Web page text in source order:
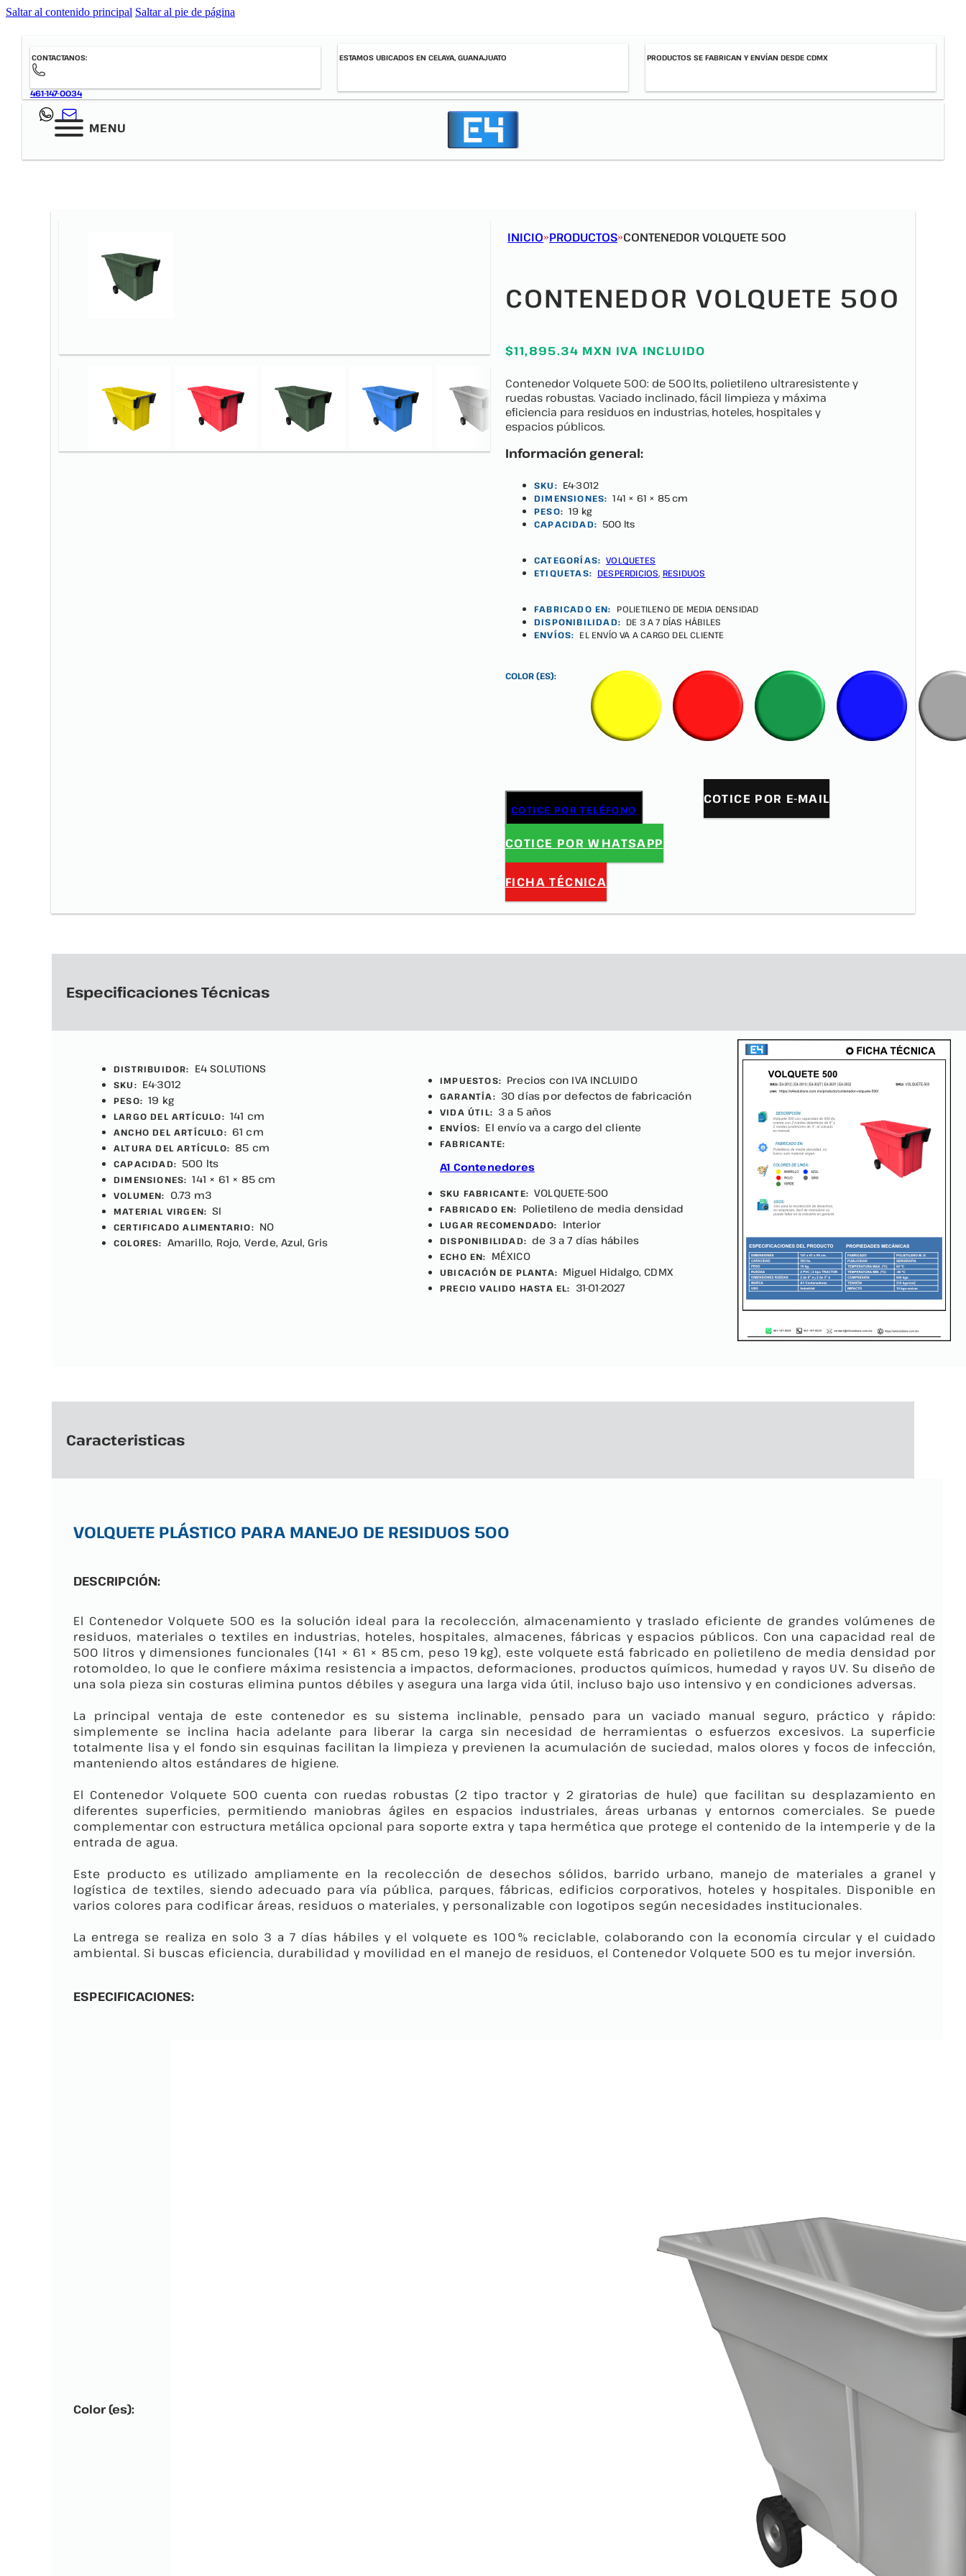
Saltar al contenido principal Saltar al pie de página
CONTACTANOS:
461-147-0034
ESTAMOS UBICADOS EN CELAYA, GUANAJUATO PRODUCTOS SE FABRICAN Y ENVÍAN DESDE CDMX
MENU
INICIO PRODUCTOS CONTENEDOR VOLQUETE 500
CONTENEDOR VOLQUETE 500
$11,895.34 MXN IVA INCLUIDO
Contenedor Volquete 500: de 500 lts, polietileno ultraresistente y
ruedas robustas. Vaciado inclinado, fácil limpieza y máxima
eficiencia para residuos en industrias, hoteles, hospitales y
espacios públicos.
Información general:
SKU: E4-3012
DIMENSIONES: 141 × 61 × 85 cm
PESO: 19 kg
CAPACIDAD: 500 lts
CATEGORÍAS: VOLQUETES
ETIQUETAS: DESPERDICIOS, RESIDUOS
FABRICADO EN:
POLIETILENO DE MEDIA DENSIDAD
DISPONIBILIDAD: DE 3 A 7 DÍAS HÁBILES
ENVÍOS: EL ENVÍO VA A CARGO DEL CLIENTE
COLOR (ES):
COTICE POR TELÉFONO
COTICE POR E-MAIL
COTICE POR WHATSAPP
FICHA TÉCNICA
Especificaciones Técnicas
DISTRIBUIDOR: E4 SOLUTIONS
SKU: E4-3012
PESO: 19 kg
LARGO DEL ARTÍCULO: 141 cm
ANCHO DEL ARTÍCULO: 61 cm
ALTURA DEL ARTÍCULO: 85 cm
CAPACIDAD: 500 lts
DIMENSIONES: 141 × 61 × 85 cm
VOLUMEN: 0.73 m3
MATERIAL VIRGEN: SI
CERTIFICADO ALIMENTARIO: NO
COLORES: Amarillo, Rojo, Verde, Azul, Gris
IMPUESTOS: Precios con IVA INCLUIDO
GARANTÍA: 30 días por defectos de fabricación
VIDA ÚTIL: 3 a 5 años
ENVÍOS: El envío va a cargo del cliente
FABRICANTE:
A1 Contenedores
SKU FABRICANTE: VOLQUETE-500
FABRICADO EN: Polietileno de media densidad
LUGAR RECOMENDADO: Interior
DISPONIBILIDAD: de 3 a 7 días hábiles
ECHO EN: MÉXICO
UBICACIÓN DE PLANTA: Miguel Hidalgo, CDMX
PRECIO VALIDO HASTA EL: 31-01-2027
Caracteristicas
VOLQUETE PLÁSTICO PARA MANEJO DE RESIDUOS 500
DESCRIPCIÓN:
El Contenedor Volquete 500 es la solución ideal para la recolección, almacenamiento y traslado eficiente de grandes volúmenes de
residuos, materiales o textiles en industrias, hoteles, hospitales, almacenes, fábricas y espacios públicos. Con una capacidad real de
500 litros y dimensiones funcionales (141 × 61 × 85 cm, peso 19 kg), este volquete está fabricado en polietileno de media densidad por
rotomoldeo, lo que le confiere máxima resistencia a impactos, deformaciones, productos químicos, humedad y rayos UV. Su diseño de
una sola pieza sin costuras elimina puntos débiles y asegura una larga vida útil, incluso bajo uso intensivo y en condiciones adversas.
La principal ventaja de este contenedor es su sistema inclinable, pensado para un vaciado manual seguro, práctico y rápido:
simplemente se inclina hacia adelante para liberar la carga sin necesidad de herramientas o esfuerzos excesivos. La superficie
totalmente lisa y el fondo sin esquinas facilitan la limpieza y previenen la acumulación de suciedad, malos olores y focos de infección,
manteniendo altos estándares de higiene.
El Contenedor Volquete 500 cuenta con ruedas robustas (2 tipo tractor y 2 giratorias de hule) que facilitan su desplazamiento en
diferentes superficies, permitiendo maniobras ágiles en espacios industriales, áreas urbanas y entornos comerciales. Se puede
complementar con estructura metálica opcional para soporte extra y tapa hermética que protege el contenido de la intemperie y de la
entrada de agua.
Este producto es utilizado ampliamente en la recolección de desechos sólidos, barrido urbano, manejo de materiales a granel y
logística de textiles, siendo adecuado para vía pública, parques, fábricas, edificios corporativos, hoteles y hospitales. Disponible en
varios colores para codificar áreas, residuos o materiales, y personalizable con logotipos según necesidades institucionales.
La entrega se realiza en solo 3 a 7 días hábiles y el volquete es 100 % reciclable, colaborando con la economía circular y el cuidado
ambiental. Si buscas eficiencia, durabilidad y movilidad en el manejo de residuos, el Contenedor Volquete 500 es tu mejor inversión.
ESPECIFICACIONES:
Color (es):